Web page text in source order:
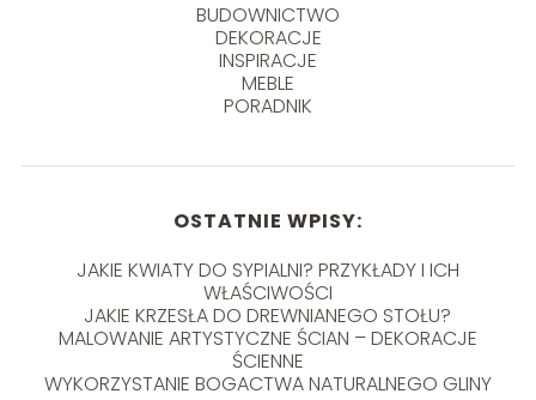
BUDOWNICTWO
DEKORACJE
INSPIRACJE
MEBLE
PORADNIK
OSTATNIE WPISY:
JAKIE KWIATY DO SYPIALNI? PRZYKŁADY I ICH
WŁAŚCIWOŚCI
JAKIE KRZESŁA DO DREWNIANEGO STOŁU?
MALOWANIE ARTYSTYCZNE ŚCIAN – DEKORACJE
ŚCIENNE
WYKORZYSTANIE BOGACTWA NATURALNEGO GLINY